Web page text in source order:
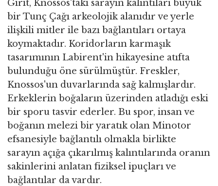
Girit, Knossos'taki sarayın kalıntıları büyük
bir Tunç Çağı arkeolojik alanıdır ve yerle
ilişkili mitler ile bazı bağlantıları ortaya
koymaktadır. Koridorların karmaşık
tasarımının Labirent'in hikayesine atıfta
bulunduğu öne sürülmüştür. Freskler,
Knossos'un duvarlarında sağ kalmışlardır.
Erkeklerin boğaların üzerinden atladığı eski
bir sporu tasvir ederler. Bu spor, insan ve
boğanın melezi bir yaratık olan Minotor
efsanesiyle bağlantılı olmakla birlikte
sarayın açığa çıkarılmış kalıntılarında oranın
sakinlerini anlatan fiziksel ipuçları ve
bağlantılar da vardır.